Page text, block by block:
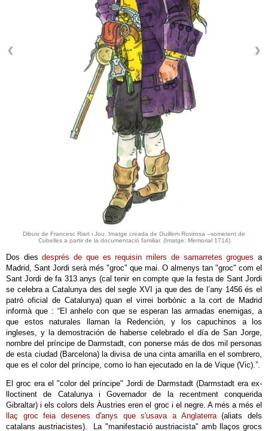
Dibuix de Francesc Riart i Jou. Imatge creada de Guillem Rovirosa –sometent de
Cubelles a partir de la documentació familiar. (Imatge: Memorial 1714)
Dos diesdesprés de que es requisin milers de samarretes grogues a
Madrid, Sant Jordi serà més "groc" que mai. O almenys tan "groc" com el
Sant Jordi de fa 313 anys (cal tenir en compte que la festa de Sant Jordi
se celebra a Catalunya des del segle XVI ja que des de l’any 1456 és el
patró oficial de Catalunya) quan el virrei borbònic a la cort de Madrid
informà que : “El anhelo con que se esperan las armadas enemigas, a
que estos naturales llaman la Redención, y los capuchinos a los
ingleses, y la demostración de haberse celebrado el día de San Jorge,
nombre del príncipe de Darmstadt, con ponerse más de dos mil personas
de esta ciudad (Barcelona) la divisa de una cinta amarilla en el sombrero,
que es el color del príncipe, como lo han ejecutado en la de Vique (Vic).”.
El groc era el "color del príncipe" Jordi de Darmstadt (Darmstadt era ex-
lloctinent de Catalunya i Governador de la recentment conquerida
Gibraltar) i els colors dels Àustries eren el groc i el negre. A més a més el
llaç groc feia desenes d'anys que s'usava a Anglaterra(aliats dels
catalans austriacistes). La "manifestació austriacista" amb llaços grocs